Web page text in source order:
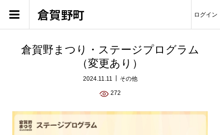
倉賀野町 ログイン
倉賀野まつり・ステージプログラム
（変更あり）
2024.11.11 その他
272